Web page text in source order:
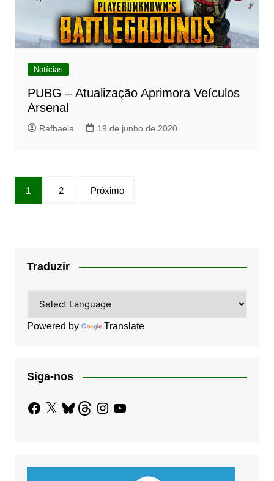
Notícias
PUBG – Atualização Aprimora Veículos
Arsenal
Rafhaela 19 de junho de 2020
Paginação
de
1 2 Próximo
Traduzir
Powered by Translate
Siga-nos
Facebook
X BlueskyThreadsInstagram
YouTube